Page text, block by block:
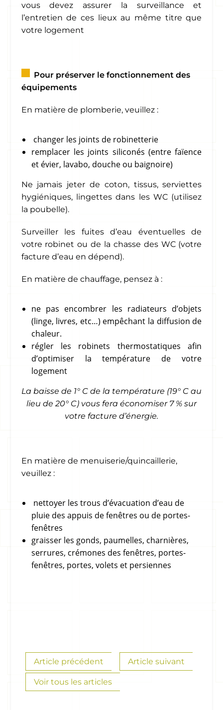
vous devez assurer la surveillance et
l’entretien de ces lieux au même titre que
votre logement
Pour préserver le fonctionnement des
équipements
En matière de plomberie, veuillez :
changer les joints de robinetterie
remplacer les joints siliconés (entre faïence
et évier, lavabo, douche ou baignoire)
Ne jamais jeter de coton, tissus, serviettes
hygiéniques, lingettes dans les WC (utilisez
la poubelle).
Surveiller les fuites d’eau éventuelles de
votre robinet ou de la chasse des WC (votre
facture d’eau en dépend).
En matière de chauffage, pensez à :
ne pas encombrer les radiateurs d’objets
(linge, livres, etc…) empêchant la diffusion de
chaleur.
régler les robinets thermostatiques afin
d’optimiser la température de votre
logement
La baisse de 1° C de la température (19° C au
lieu de 20° C) vous fera économiser 7 % sur
votre facture d’énergie.
En matière de menuiserie/quincaillerie,
veuillez :
nettoyer les trous d’évacuation d’eau de
pluie des appuis de fenêtres ou de portes-
fenêtres
graisser les gonds, paumelles, charnières,
serrures, crémones des fenêtres, portes-
fenêtres, portes, volets et persiennes
Article précédent Article suivant
Voir tous les articles